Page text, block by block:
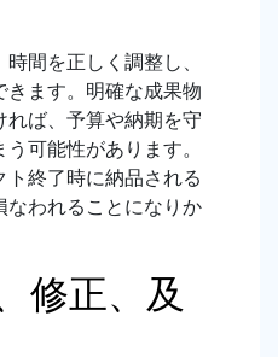
間を正しく調整し、
ます。明確な成果物
れば、予算や納期を守
可能性があります。
終了時に納品される
なわれることになりか
修正、及